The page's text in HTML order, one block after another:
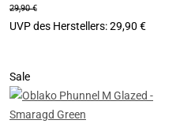
29,90 €
UVP des Herstellers:29,90 €
Sale